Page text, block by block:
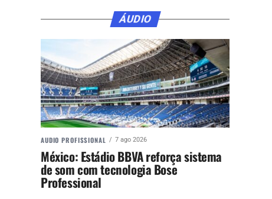
ÁUDIO
AUDIO PROFISSIONAL 7 ago 2026
México: Estádio BBVA reforça sistema
de som com tecnologia Bose
Professional